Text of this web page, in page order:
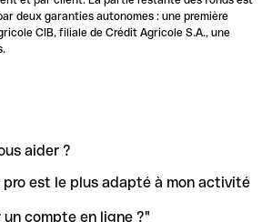
deux garanties autonomes : une première
CIB, filiale de Crédit Agricole S.A., une
aider ?
est le plus adapté à mon activité
compte en ligne ?"